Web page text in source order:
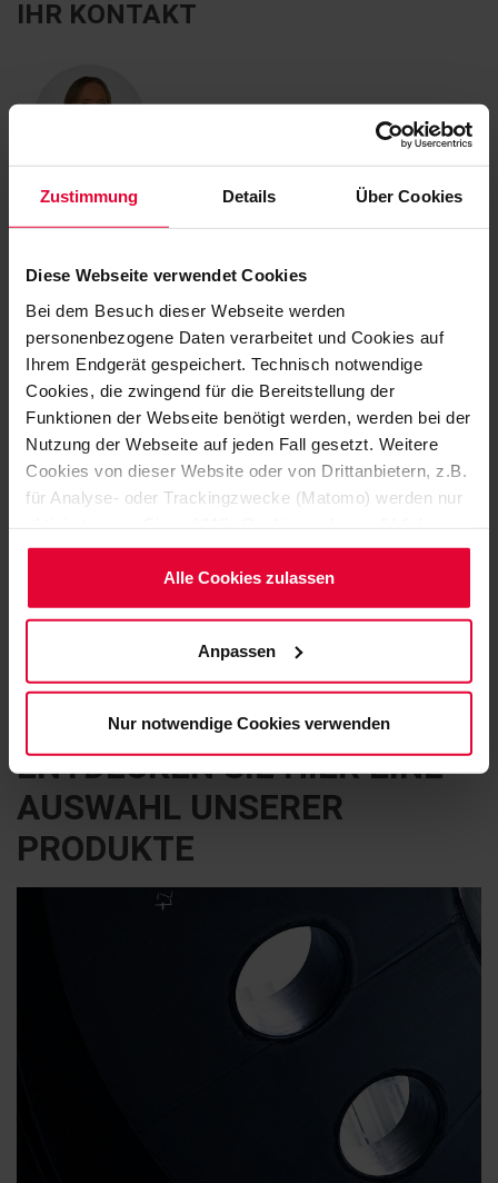
Zustimmung Details Über Cookies
Diese Webseite verwendet Cookies
Bei dem Besuch dieser Webseite werden
personenbezogene Daten verarbeitet und Cookies auf
Ihrem Endgerät gespeichert. Technisch notwendige
Cookies, die zwingend für die Bereitstellung der
Funktionen der Webseite benötigt werden, werden bei der
Nutzung der Webseite auf jeden Fall gesetzt. Weitere
Cookies von dieser Website oder von Drittanbietern, z.B.
für Analyse- oder Trackingzwecke (Matomo) werden nur
Möchten Sie dies nicht, klicken Sie bitte auf "Nur
notwendige Cookies verwenden". Mehr dazu
(einschließlich der Möglichkeit, die Einwilligungserklärung
Cookie-Hinweis(Link im Fuß der Website)
bzw. derDatenschutzerklärung.
Alle Cookies zulassen
Anpassen
Nur notwendige Cookies verwenden
IHR KONTAKT
Jennifer Satzinger
jennifer.satzinger@steuler.de
ENTDECKEN SIE HIER EINE
AUSWAHL UNSERER
PRODUKTE
SPEZIELL AUF IHREN ANWENDUNGSBEDARF
ZUGESCHNITTEN